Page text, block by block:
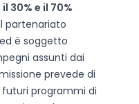
30% e il 70%
partenariato
è soggetto
assunti dai
prevede di
futuri programmi di